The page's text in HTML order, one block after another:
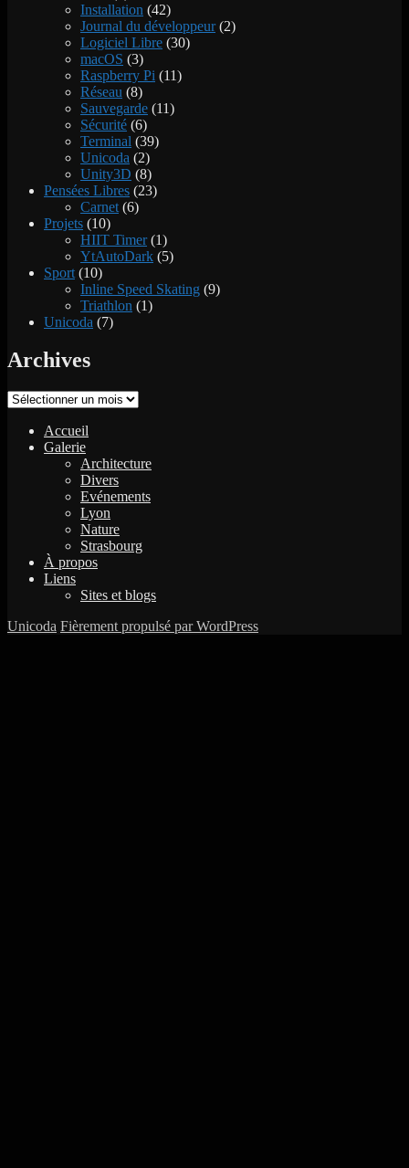
Installation (42)
Journal du développeur(2)
Logiciel Libre (30)
macOS (3)
Raspberry Pi (11)
Réseau (8)
Sauvegarde (11)
Sécurité (6)
Terminal (39)
Unicoda (2)
Unity3D (8)
Pensées Libres (23)
Carnet (6)
Projets (10)
HIIT Timer(1)
YtAutoDark (5)
Sport (10)
Inline Speed Skating (9)
Triathlon (1)
Unicoda (7)
Archives
Archives
Accueil
Galerie
Architecture
Divers
Evénements
Lyon
Nature
Strasbourg
À propos
Liens
Sites et blogs
Unicoda Fièrement propulsé par WordPress